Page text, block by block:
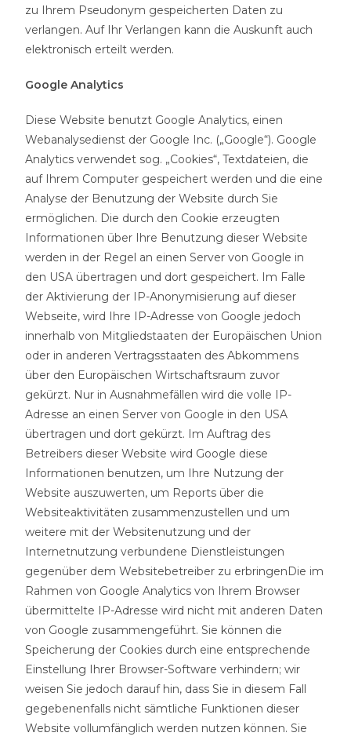
zu Ihrem Pseudonym gespeicherten Daten zu
verlangen. Auf Ihr Verlangen kann die Auskunft auch
elektronisch erteilt werden.
Google Analytics
Diese Website benutzt Google Analytics, einen
Webanalysedienst der Google Inc. („Google“). Google
Analytics verwendet sog. „Cookies“, Textdateien, die
auf Ihrem Computer gespeichert werden und die eine
Analyse der Benutzung der Website durch Sie
ermöglichen. Die durch den Cookie erzeugten
Informationen über Ihre Benutzung dieser Website
werden in der Regel an einen Server von Google in
den USA übertragen und dort gespeichert. Im Falle
der Aktivierung der IP-Anonymisierung auf dieser
Webseite, wird Ihre IP-Adresse von Google jedoch
innerhalb von Mitgliedstaaten der Europäischen Union
oder in anderen Vertragsstaaten des Abkommens
über den Europäischen Wirtschaftsraum zuvor
gekürzt. Nur in Ausnahmefällen wird die volle IP-
Adresse an einen Server von Google in den USA
übertragen und dort gekürzt. Im Auftrag des
Betreibers dieser Website wird Google diese
Informationen benutzen, um Ihre Nutzung der
Website auszuwerten, um Reports über die
Websiteaktivitäten zusammenzustellen und um
weitere mit der Websitenutzung und der
Internetnutzung verbundene Dienstleistungen
gegenüber dem Websitebetreiber zu erbringenDie im
Rahmen von Google Analytics von Ihrem Browser
übermittelte IP-Adresse wird nicht mit anderen Daten
von Google zusammengeführt. Sie können die
Speicherung der Cookies durch eine entsprechende
Einstellung Ihrer Browser-Software verhindern; wir
weisen Sie jedoch darauf hin, dass Sie in diesem Fall
gegebenenfalls nicht sämtliche Funktionen dieser
Website vollumfänglich werden nutzen können. Sie